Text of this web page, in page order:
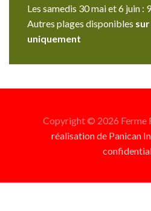
Les samedis 30 mai et 6 juin :
Autres plages disponibles
uniquement
Copyright © 2026 Ferme
réalisation de Panican